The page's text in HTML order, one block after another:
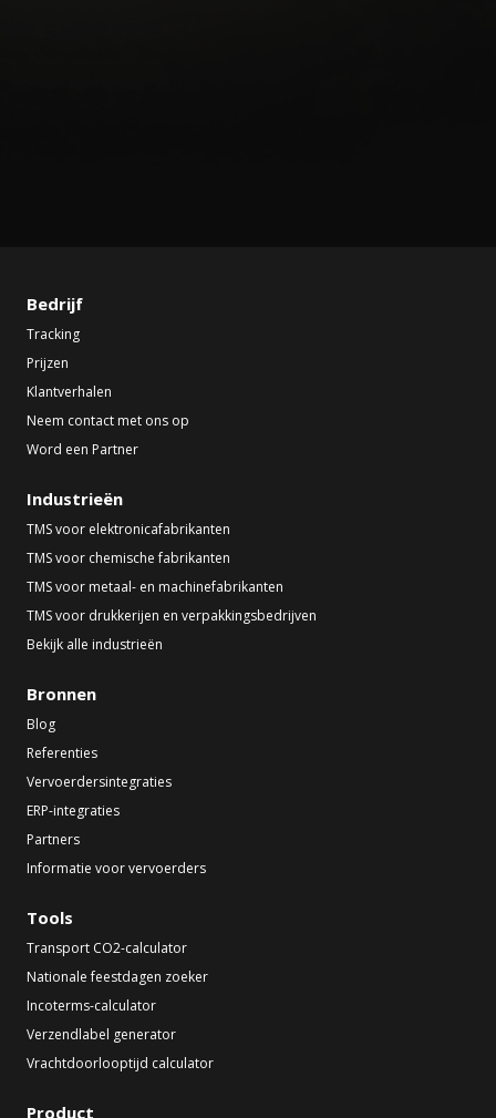
Bedrijf
Tracking
Prijzen
Klantverhalen
Neem contact met ons op
Word een Partner
Industrieën
TMS voor elektronicafabrikanten
TMS voor chemische fabrikanten
TMS voor metaal- en machinefabrikanten
TMS voor drukkerijen en verpakkingsbedrijven
Bekijk alle industrieën
Bronnen
Blog
Referenties
Vervoerdersintegraties
ERP-integraties
Partners
Informatie voor vervoerders
Tools
Transport CO2-calculator
Nationale feestdagen zoeker
Incoterms-calculator
Verzendlabel generator
Vrachtdoorlooptijd calculator
Product